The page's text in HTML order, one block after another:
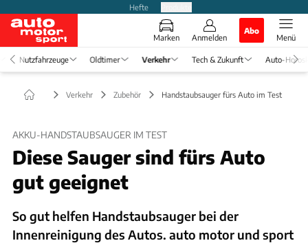
Hefte
Marken Anmelden
Abo
Menü
Nutzfahrzeuge Oldtimer Verkehr Tech & Zukunft Auto-
Verkehr Zubehör Handstaubsauger fürs Auto im Test
AKKU-HANDSTAUBSAUGER IM TEST
Diese Sauger sind fürs Auto
gut geeignet
So gut helfen Handstaubsauger bei der
Innenreinigung des Autos. auto motor und sport